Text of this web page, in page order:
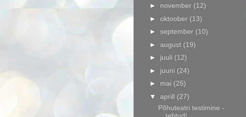
► november (12)
► oktoober (13)
► september (10)
► august (19)
► juuli (12)
► juuni (24)
► mai (25)
▼ aprill (27)
Põhuteatri testimine -
tehtud!